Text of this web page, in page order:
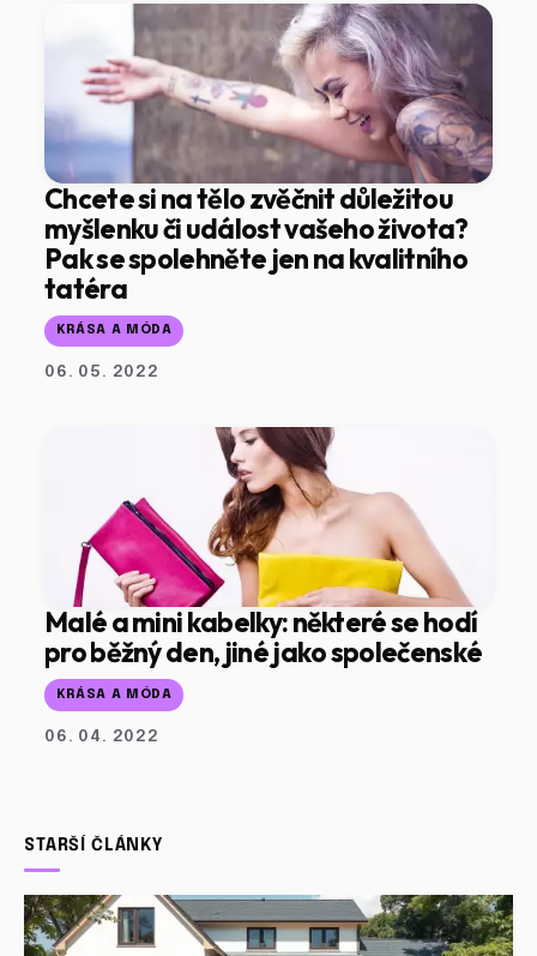
Chcete si na tělo zvěčnit důležitou
myšlenku či událost vašeho života?
Pak se spolehněte jen na kvalitního
tatéra
KRÁSA A MÓDA
06. 05. 2022
Malé a mini kabelky: některé se hodí
pro běžný den, jiné jako společenské
KRÁSA A MÓDA
06. 04. 2022
STARŠÍ ČLÁNKY